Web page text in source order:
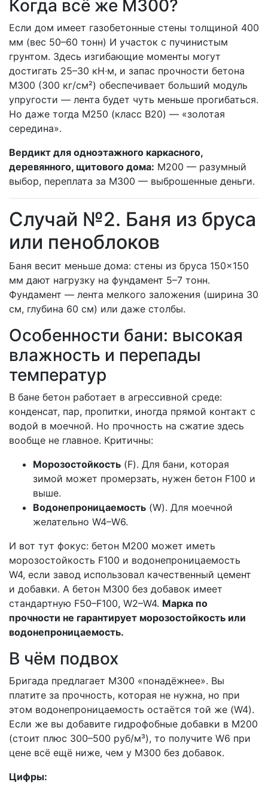
Когда всё же М300?
Если дом имеет газобетонные стены толщиной 400
мм (вес 50–60 тонн) И участок с пучинистым
грунтом. Здесь изгибающие моменты могут
достигать 25–30 кН·м, и запас прочности бетона
М300 (300 кг/см²) обеспечивает больший модуль
упругости — лента будет чуть меньше прогибаться.
Но даже тогда М250 (класс B20) — «золотая
середина».
Вердикт для одноэтажного каркасного,
деревянного, щитового дома: М200 — разумный
выбор, переплата за М300 — выброшенные деньги.
Случай №2. Баня из бруса
или пеноблоков
Баня весит меньше дома: стены из бруса 150×150
мм дают нагрузку на фундамент 5–7 тонн.
Фундамент — лента мелкого заложения (ширина 30
см, глубина 60 см) или даже столбы.
Особенности бани: высокая
влажность и перепады
температур
В бане бетон работает в агрессивной среде:
конденсат, пар, пропитки, иногда прямой контакт с
водой в моечной. Но прочность на сжатие здесь
вообще не главное. Критичны:
Морозостойкость (F). Для бани, которая
зимой может промерзать, нужен бетон F100 и
выше.
Водонепроницаемость (W). Для моечной
желательно W4–W6.
И вот тут фокус: бетон М200 может иметь
морозостойкость F100 и водонепроницаемость
W4, если завод использовал качественный цемент
и добавки. А бетон М300 без добавок имеет
стандартную F50–F100, W2–W4. Марка по
прочности не гарантирует морозостойкость или
водонепроницаемость.
В чём подвох
Бригада предлагает М300 «понадёжнее». Вы
платите за прочность, которая не нужна, но при
этом водонепроницаемость остаётся той же (W4).
Если же вы добавите гидрофобные добавки в М200
(стоит плюс 300–500 руб/м³), то получите W6 при
цене всё ещё ниже, чем у М300 без добавок.
Цифры: